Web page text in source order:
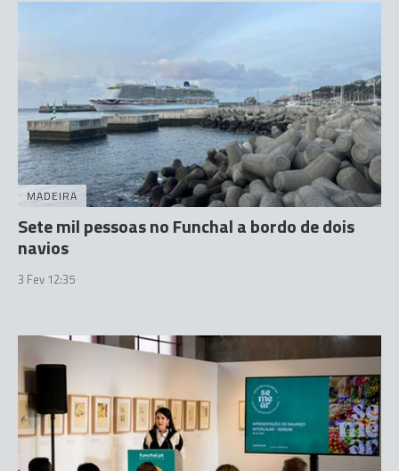
MADEIRA
Sete mil pessoas no Funchal a bordo de dois
navios
3 Fev 12:35